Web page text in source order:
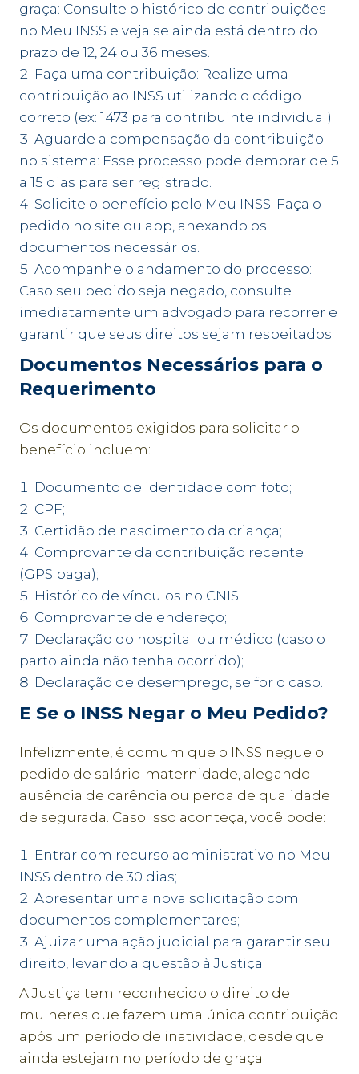
graça: Consulte o histórico de contribuições
no Meu INSS e veja se ainda está dentro do
prazo de 12, 24 ou 36 meses.
Faça uma contribuição: Realize uma
contribuição ao INSS utilizando o código
correto (ex: 1473 para contribuinte individual).
Aguarde a compensação da contribuição
no sistema: Esse processo pode demorar de 5
a 15 dias para ser registrado.
Solicite o benefício pelo Meu INSS: Faça o
pedido no site ou app, anexando os
documentos necessários.
Acompanhe o andamento do processo:
Caso seu pedido seja negado, consulte
imediatamente um advogado para recorrer e
garantir que seus direitos sejam respeitados.
Documentos Necessários para o
Requerimento
Os documentos exigidos para solicitar o
benefício incluem:
Documento de identidade com foto;
CPF;
Certidão de nascimento da criança;
Comprovante da contribuição recente
(GPS paga);
Histórico de vínculos no CNIS;
Comprovante de endereço;
Declaração do hospital ou médico (caso o
parto ainda não tenha ocorrido);
Declaração de desemprego, se for o caso.
E Se o INSS Negar o Meu Pedido?
Infelizmente, é comum que o INSS negue o
pedido de salário-maternidade, alegando
ausência de carência ou perda de qualidade
de segurada. Caso isso aconteça, você pode:
Entrar com recurso administrativo no Meu
INSS dentro de 30 dias;
Apresentar uma nova solicitação com
documentos complementares;
Ajuizar uma ação judicial para garantir seu
direito, levando a questão à Justiça.
A Justiça tem reconhecido o direito de
mulheres que fazem uma única contribuição
após um período de inatividade, desde que
ainda estejam no período de graça.